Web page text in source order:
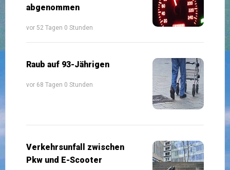
abgenommen
vor 52 Tagen 0 Stunden
Raub auf 93-Jährigen
vor 68 Tagen 0 Stunden
Verkehrsunfall zwischen
Pkw und E-Scooter